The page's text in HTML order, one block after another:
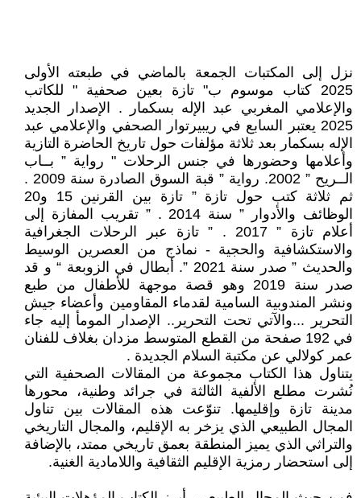
نزل إلى المكتبات الجمعة بالماضي في طبعته الأولى
2025 كتاب موسوم ب" تازة بعين صحفية " للكاتب
والإعلامي المغربي عبد الإله بسكمار . الإصدار الجديد
2025 يعتبر السابع في ريبيرتوار الصحفي والإعلامي عبد
الإله بسكمار بعد ثلاثة مؤلفات حول تاريخ الحاضرة التازية
وأعلامها وحضورها في جنس الرحلات " رواية ” بــاب
الــريح ” 2002. رواية ” قبة السوق الصادرة سنة 2009 .
ثم ثلاثة كتب حول تازة ” تازة بين القرنين 15 و20
الوظائف والأدوار ” سنة 2014 . ” تقريب المفازة إلى
أعلام تازة ” 2017 . ” تازة عبر الرحلات الجغرافية
والاستكشافية والحجية - نماذج من العصرين الوسيط
والحديث ” صدر سنة 2021 ”. أبطال في الزوبعة “ و قد
صدر سنة 2019 وهو قصة موجهة للأطفال من طبع
ونشر المندوبية السامية لقدماء المقاومين وأعضاء جيش
التحرير ...والآتي تحت التحرير.. الإصدار المومأ إليه جاء
في 192 صفحة من القطع المتوسط مزدان بغلاف للفنان
عمر كولالي عن مكتبة السلام الجديدة .
يتناول هذا الكتاب مجموعة من المقالات الصحفية التي
نُشرت مطلع الألفية الثالثة في جرائد وطنية، محورها
مدينة تازة وإقليمها. تنوّعت هذه المقالات بين تناول
المجال الطبيعي الذي يزخر به الإقليم، والمجال التاريخي
والتراثي الذي يميز المنطقة بعمق تاريخي ممتد، بالإضافة
إلى استحضار رمزية الإقليم الثقافية واللامادية الغنية.